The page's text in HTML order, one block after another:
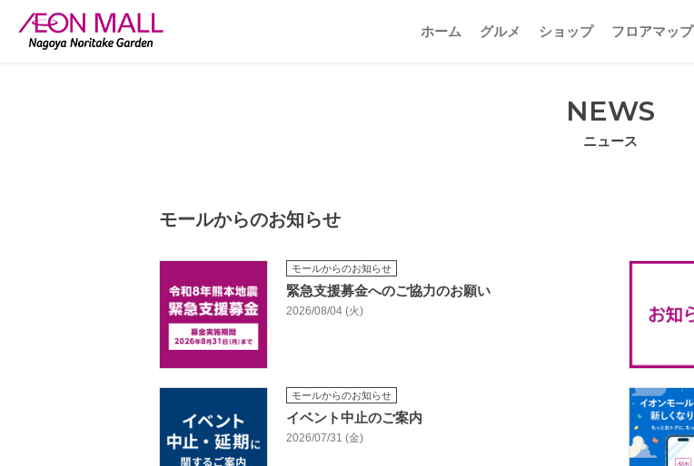
ホーム グルメ ショップ フロアマップ
NEWS
ニュース
モールからのお知らせ
モールからのお知らせ
緊急支援募金へのご協力のお願い
2026/08/04 (火)
モールからのお知らせ
イベント中止のご案内
2026/07/31 (金)